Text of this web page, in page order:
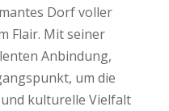
Dorf voller
Flair. Mit seiner
Anbindung,
um die
kulturelle Vielfalt